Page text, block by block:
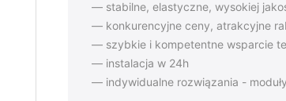
— stabilne, elastyczne, wysokiej
— konkurencyjne ceny, atrakcyjne
— szybkie i kompetentne wsparcie
— instalacja w 24h
— indywidualne rozwiązania -